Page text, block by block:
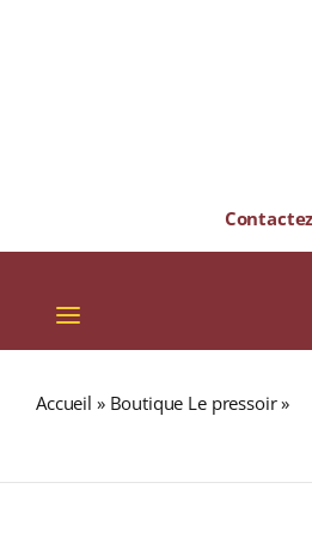
Toggle
Navigation
SPIRITUEUX
Accueil » Boutique Le pressoir»